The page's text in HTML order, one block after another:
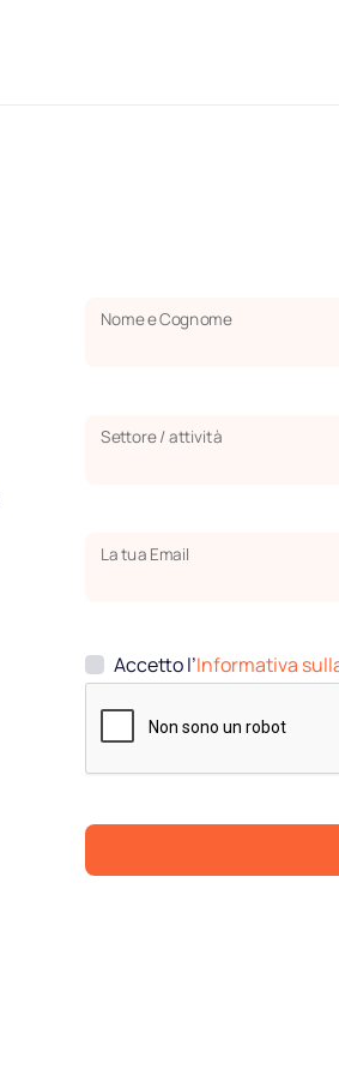
Nome e Cognome
Settore / attività
La tua Email
Accetto l’Informativa